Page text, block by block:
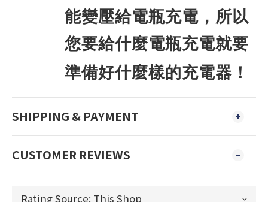
能變壓給電瓶充電，所以
您要給什麼電瓶充電就要
準備好什麼樣的充電器！
SHIPPING & PAYMENT
CUSTOMER REVIEWS